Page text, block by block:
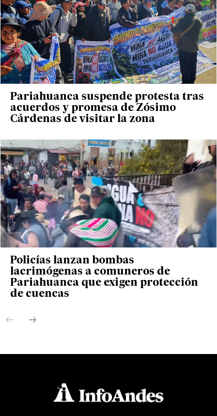
Pariahuanca suspende protesta tras
acuerdos y promesa de Zósimo
Cárdenas de visitar la zona
Policías lanzan bombas
lacrimógenas a comuneros de
Pariahuanca que exigen protección
de cuencas